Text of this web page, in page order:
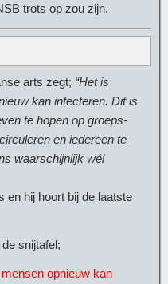
trots op zou zijn.
arts zegt; “Het is
kan infecteren. Dit is
te hopen op groeps-
en iedereen te
waarschijnlijk wél
en hij hoort bij de laatste
snijtafel;
opnieuw kan